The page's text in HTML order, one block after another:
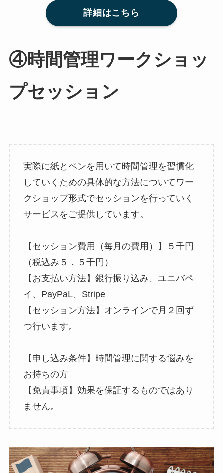
詳細はこちら
④時間管理ワークショッ
プセッション
実際に紙とペンを用いて時間管理を習慣化
していくための具体的な方法についてワー
クショップ形式でセッションを行っていく
サービスをご提供しています。
【セッション費用（毎月の費用）】５千円
（税込み５．５千円）
【お支払い方法】銀行振り込み、ユニバペ
イ、PayPaL、Stripe
【セッション方法】オンラインで月２回ず
つ行います。
【申し込み条件】時間管理に関する悩みを
お持ちの方
【免責事項】効果を保証するものではあり
ません。